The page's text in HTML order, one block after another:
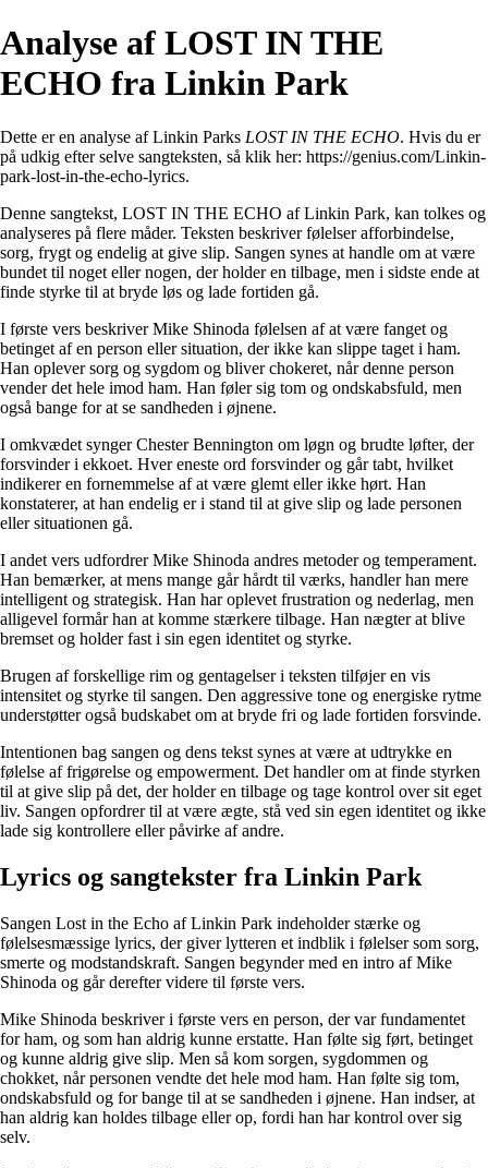
Analyse af LOST IN THE
ECHO fra Linkin Park
Dette er en analyse af Linkin Parks LOST IN THE ECHO. Hvis du er
på udkig efter selve sangteksten, så klik her: https://genius.com/Linkin-
park-lost-in-the-echo-lyrics.
Denne sangtekst, LOST IN THE ECHO af Linkin Park, kan tolkes og
analyseres på flere måder. Teksten beskriver følelser afforbindelse,
sorg, frygt og endelig at give slip. Sangen synes at handle om at være
bundet til noget eller nogen, der holder en tilbage, men i sidste ende at
finde styrke til at bryde løs og lade fortiden gå.
I første vers beskriver Mike Shinoda følelsen af at være fanget og
betinget af en person eller situation, der ikke kan slippe taget i ham.
Han oplever sorg og sygdom og bliver chokeret, når denne person
vender det hele imod ham. Han føler sig tom og ondskabsfuld, men
også bange for at se sandheden i øjnene.
I omkvædet synger Chester Bennington om løgn og brudte løfter, der
forsvinder i ekkoet. Hver eneste ord forsvinder og går tabt, hvilket
indikerer en fornemmelse af at være glemt eller ikke hørt. Han
konstaterer, at han endelig er i stand til at give slip og lade personen
eller situationen gå.
I andet vers udfordrer Mike Shinoda andres metoder og temperament.
Han bemærker, at mens mange går hårdt til værks, handler han mere
intelligent og strategisk. Han har oplevet frustration og nederlag, men
alligevel formår han at komme stærkere tilbage. Han nægter at blive
bremset og holder fast i sin egen identitet og styrke.
Brugen af ​​forskellige rim og gentagelser i teksten tilføjer en vis
intensitet og styrke til sangen. Den aggressive tone og energiske rytme
understøtter også budskabet om at bryde fri og lade fortiden forsvinde.
Intentionen bag sangen og dens tekst synes at være at udtrykke en
følelse af frigørelse og empowerment. Det handler om at finde styrken
til at give slip på det, der holder en tilbage og tage kontrol over sit eget
liv. Sangen opfordrer til at være ægte, stå ved sin egen identitet og ikke
lade sig kontrollere eller påvirke af andre.
Lyrics og sangtekster fra Linkin Park
Sangen Lost in the Echo af Linkin Park indeholder stærke og
følelsesmæssige lyrics, der giver lytteren et indblik i følelser som sorg,
smerte og modstandskraft. Sangen begynder med en intro af Mike
Shinoda og går derefter videre til første vers.
Mike Shinoda beskriver i første vers en person, der var fundamentet
for ham, og som han aldrig kunne erstatte. Han følte sig ført, betinget
og kunne aldrig give slip. Men så kom sorgen, sygdommen og
chokket, når personen vendte det hele mod ham. Han følte sig tom,
ondskabsfuld og for bange til at se sandheden i øjnene. Han indser, at
han aldrig kan holdes tilbage eller op, fordi han har kontrol over sig
selv.